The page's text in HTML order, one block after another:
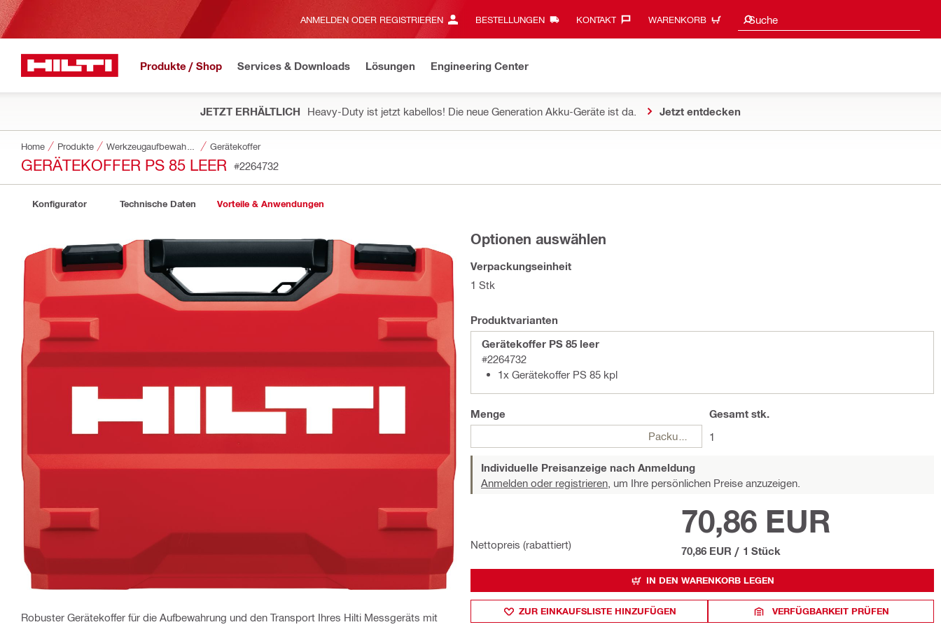
ANMELDEN ODER REGISTRIEREN BESTELLUNGEN KONTAKT‎ WARENKORB Suche
Suchvorschläge
Produkte / Shop Services & Downloads Lösungen Engineering Center
JETZT ERHÄLTLICH Heavy-Duty ist jetzt kabellos! Die neue Generation Akku-Geräte ist da. Jetzt entdecken
Home Produkte Gerätekoffer
GERÄTEKOFFER PS 85 LEER #2264732
Konfigurator Technische Daten Vorteile & Anwendungen
Robuster Gerätekoffer für die Aufbewahrung und den Transport Ihres Hilti Messgeräts mit
Optionen auswählen
Verpackungseinheit
1 Stk
Produktvarianten
Gerätekoffer PS 85 leer
#2264732
1x Gerätekoffer PS 85 kpl
Menge
Gesamt stk.
1
Individuelle Preisanzeige nach Anmeldung
Anmelden oder registrieren, um Ihre persönlichen Preise anzuzeigen.
Nettopreis (rabattiert)
70,86 EUR
70,86 EUR / 1 Stück
IN DEN WARENKORB LEGEN
ZUR EINKAUFSLISTE HINZUFÜGEN VERFÜGBARKEIT PRÜFEN